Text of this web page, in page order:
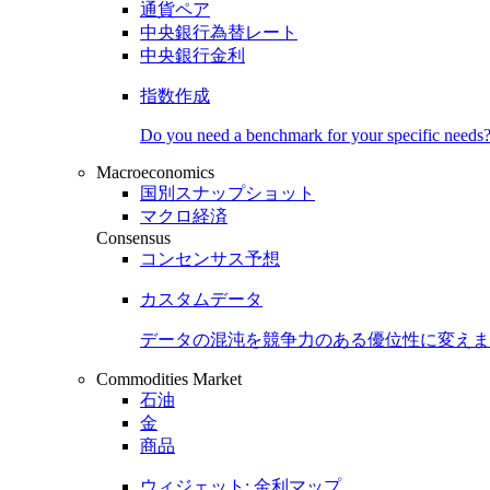
通貨ペア
中央銀行為替レート
中央銀行金利
指数作成
Do you need a benchmark for your specific needs?
Macroeconomics
国別スナップショット
マクロ経済
Consensus
コンセンサス予想
カスタムデータ
データの混沌を競争力のある優位性に変え
Commodities Market
石油
金
商品
ウィジェット: 金利マップ